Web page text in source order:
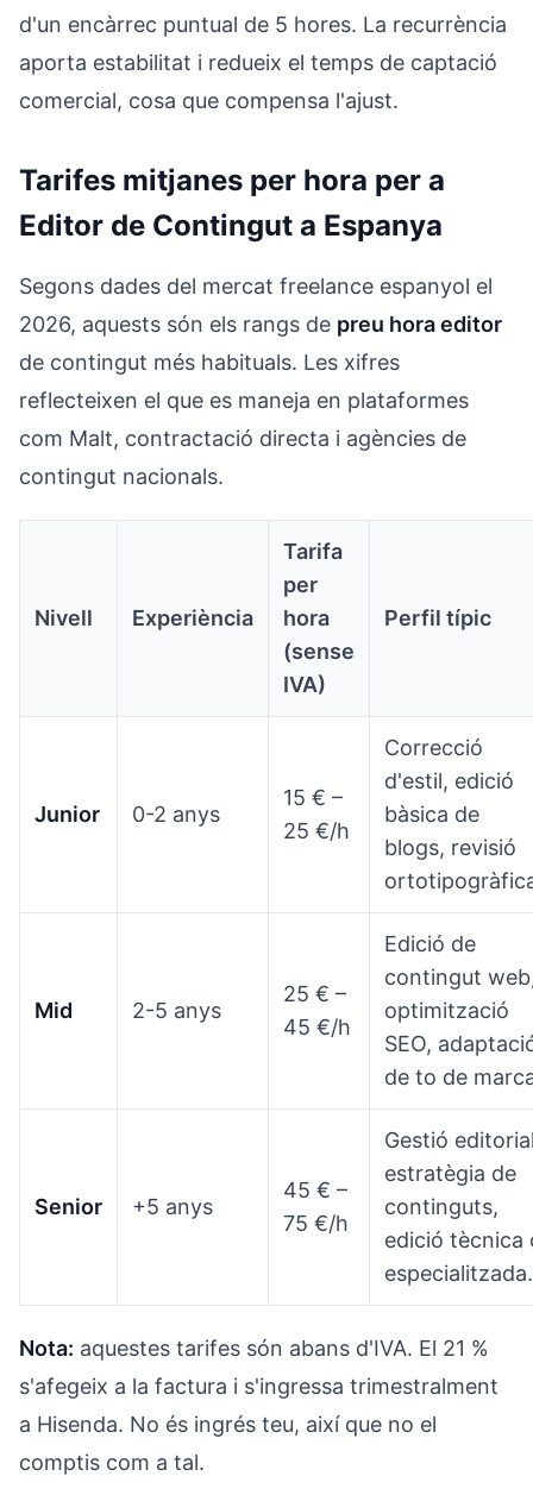
d'un encàrrec puntual de 5 hores. La recurrència
aporta estabilitat i redueix el temps de captació
comercial, cosa que compensa l'ajust.
Tarifes mitjanes per hora per a
Editor de Contingut a Espanya
Segons dades del mercat freelance espanyol el
2026, aquests són els rangs de preu hora editor
de contingut més habituals. Les xifres
reflecteixen el que es maneja en plataformes
com Malt, contractació directa i agències de
contingut nacionals.
Nivell Experiència
Tarifa
per
hora
(sense
IVA)
Perfil típic
Junior 0-2 anys
15 € –
25 €/h
Correcció
d'estil, edició
bàsica de
blogs, revisió
Mid 2-5 anys
25 € –
45 €/h
Edició de
contingut
optimització
SEO,
de to de
Senior +5 anys
45 € –
75 €/h
Gestió
estratègia de
continguts,
edició tècnica
especialitzada.
Nota: aquestes tarifes són abans d'IVA. El 21 %
s'afegeix a la factura i s'ingressa trimestralment
a Hisenda. No és ingrés teu, així que no el
comptis com a tal.